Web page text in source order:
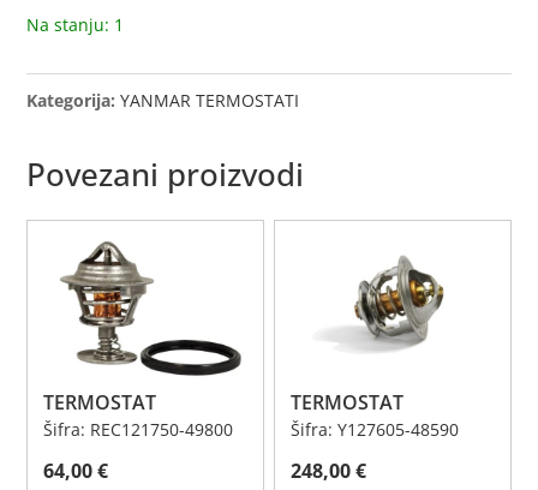
Na stanju: 1
Kategorija:YANMAR TERMOSTATI
Povezani proizvodi
TERMOSTAT
Šifra: REC121750-49800
64,00€
TERMOSTAT
Šifra: Y127605-48590
248,00€